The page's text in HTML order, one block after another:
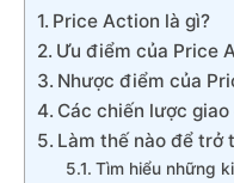
Price Action là gì?
Ưu điểm của Price
Nhược điểm của
Các chiến lược
Làm thế nào để trở
Tìm hiểu những